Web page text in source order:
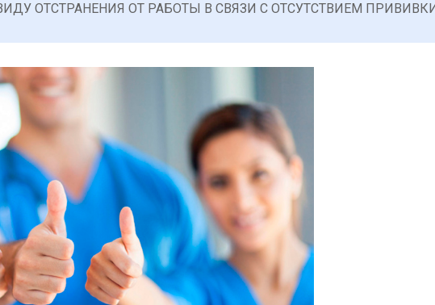
ОТСТРАНЕНИЯ ОТ РАБОТЫ В СВЯЗИ С ОТСУТСТВИЕМ ПРИВИВКИ